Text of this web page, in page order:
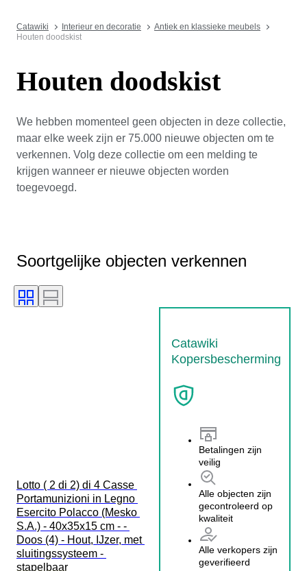
Catawiki Interieur en decoratie
Antiek en klassieke meubels
Houten doodskist
Houten doodskist
We hebben momenteel geen objecten in deze collectie,
maar elke week zijn er 75.000 nieuwe objecten om te
verkennen. Volg deze collectie om een melding te
krijgen wanneer er nieuwe objecten worden
toegevoegd.
Soortgelijke objecten verkennen
Catawiki
Kopersbescherming
Betalingen zijn
veilig
Alle objecten zijn
gecontroleerd op
kwaliteit
Alle verkopers zijn
geverifieerd
Lotto ( 2 di 2) di 4 Casse
Portamunizioni in Legno
Esercito Polacco (Mesko
S.A.) - 40x35x15 cm - -
Doos (4) - Hout, IJzer, met
sluitingssysteem -
stapelbaar